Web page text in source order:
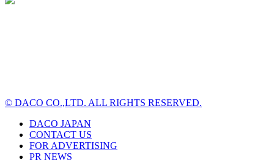
© DACO CO.,LTD. ALL RIGHTS RESERVED.
DACO JAPAN
CONTACT US
FOR ADVERTISING
PR NEWS